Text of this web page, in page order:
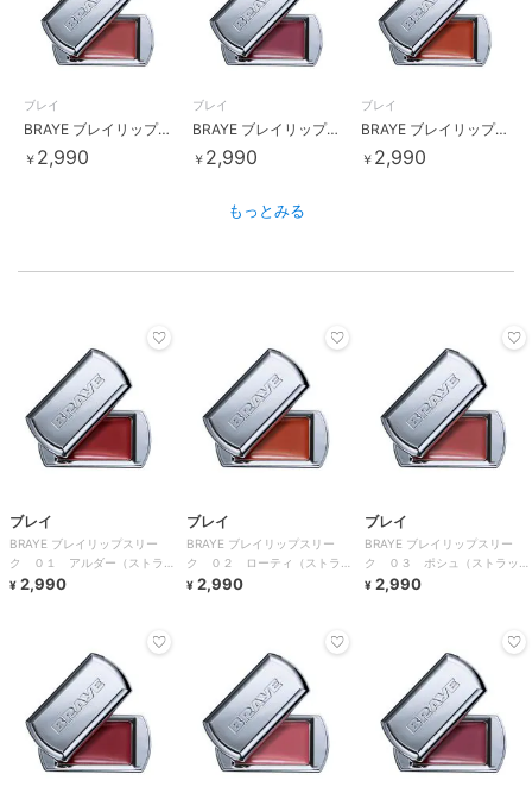
ブレイ
BRAYE ブレイリップスリーク ０３ ポシュ（ストラップロングセット）
￥ 2,990
ブレイ
BRAYE ブレイリップスリーク ０６ プラッキー（ストラップロングセット）
￥ 2,990
ブレイ
BRAYE ブレイリップスリーク ０２ ローティ（ストラップロングセット）
￥ 2,990
もっとみる
ブレイ
BRAYE ブレイリップスリー
ク ０１ アルダー（ストラッ
プロングセット）
¥ 2,990
ブレイ
BRAYE ブレイリップスリー
ク ０２ ローティ（ストラッ
プロングセット）
¥ 2,990
ブレイ
BRAYE ブレイリップスリー
ク ０３ ポシュ（ストラップ
ロングセット）
¥ 2,990